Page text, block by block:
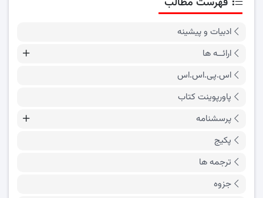
ادبیات و پیشینه
ارائــه ها
اس.پی.اس.اس
پاورپوینت کتاب
پرسشنامه
پکیج
ترجمه ها
جزوه